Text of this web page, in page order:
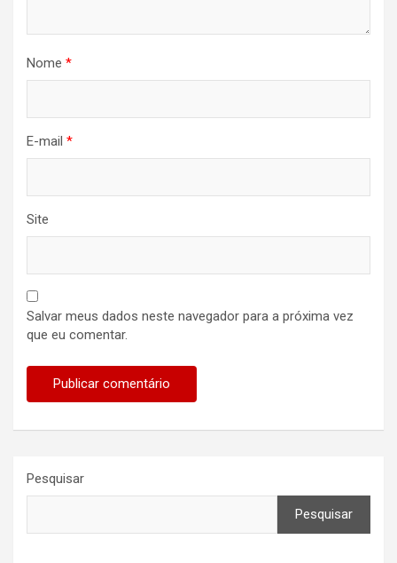
Nome *
E-mail *
Site
Salvar meus dados neste navegador para a próxima vez
que eu comentar.
Pesquisar
Pesquisar